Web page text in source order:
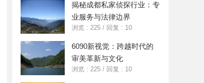
揭秘成都私家侦探行业：专
业服务与法律边界
浏览 : 225 / 回复 : 10
6090新视觉：跨越时代的
审美革新与文化
浏览 : 225 / 回复 : 10